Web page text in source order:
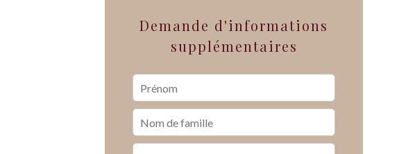
Demande d'informations
supplémentaires